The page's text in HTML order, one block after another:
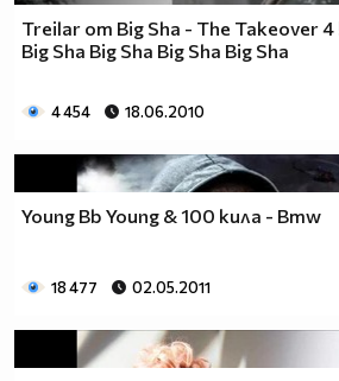
Treilar от Big Sha - The Takeover 4
Big Sha Big Sha Big Sha Big Sha
4 454 18.06.2010
Young Bb Young & 100 кила - Bmw
18 477 02.05.2011